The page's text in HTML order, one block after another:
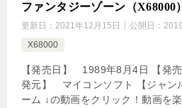
ファンタジーゾーン（X68000）
更新日： 2021年12月15日 公開日：
X68000
【発売日】 1989年8月4日 【発
発元】 マイコンソフト 【ジャ
ーム ↓の動画をクリック！動画を